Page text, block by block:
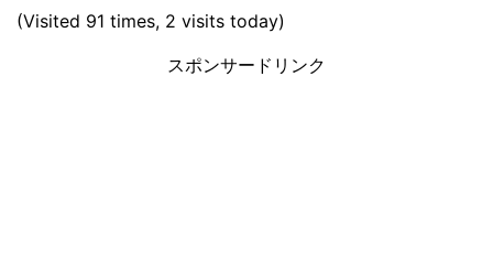
(Visited 91 times, 2 visits today)
スポンサードリンク